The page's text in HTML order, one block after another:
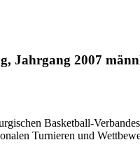
Jahrgang 2007
Basketball-
Turnieren und